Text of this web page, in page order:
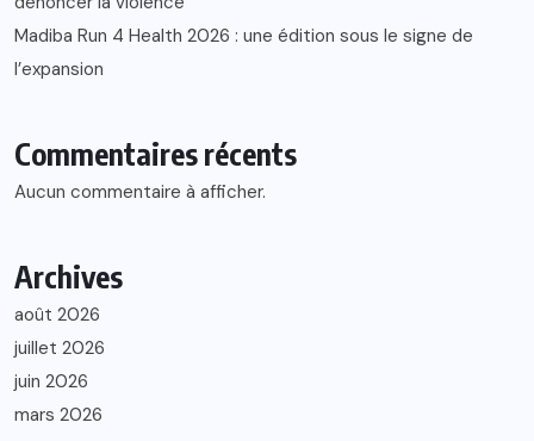
Madiba Run 4 Health 2026 : une édition sous le signe de
l’expansion
Commentaires récents
Aucun commentaire à afficher.
Archives
août 2026
juillet 2026
juin 2026
mars 2026